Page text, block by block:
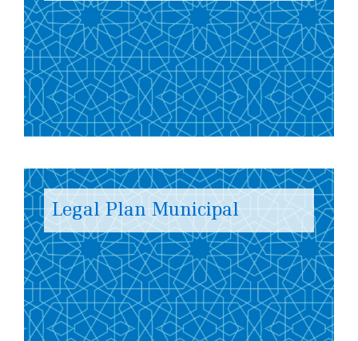
Legal Plan Municipal